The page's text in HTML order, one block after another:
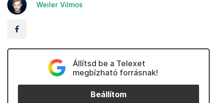
Weiler Vilmos
Állítsd be a Telexet
megbízható forrásnak!
Beállítom